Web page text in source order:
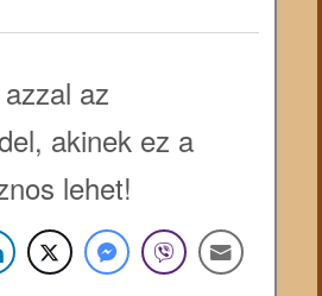
az
akinek ez a
lehet!